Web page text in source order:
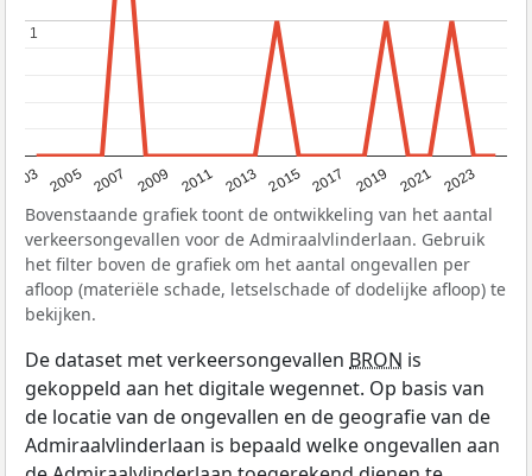
2003 2005 2007 2009 2011 2013 2015 2017 2019 2021 2023
1
1
Bovenstaande grafiek toont de ontwikkeling van het aantal
verkeersongevallen voor de Admiraalvlinderlaan. Gebruik
het filter boven de grafiek om het aantal ongevallen per
afloop (materiële schade, letselschade of dodelijke afloop) te
bekijken.
De dataset met verkeersongevallen BRON is
gekoppeld aan het digitale wegennet. Op basis van
de locatie van de ongevallen en de geografie van de
Admiraalvlinderlaan is bepaald welke ongevallen aan